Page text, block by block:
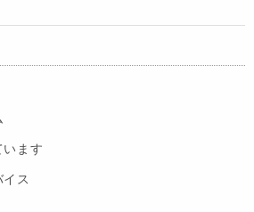
います
ス